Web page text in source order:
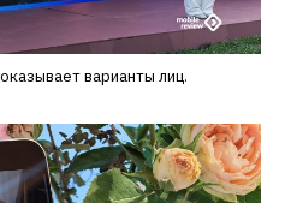
варианты лиц.